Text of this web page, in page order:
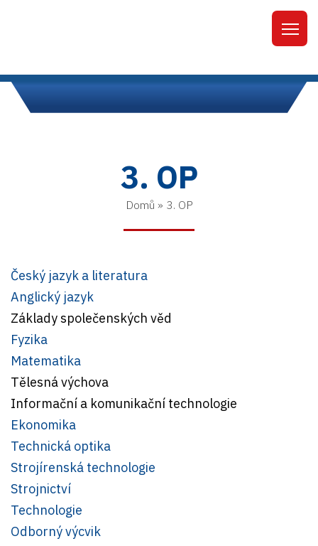
3. OP
Domů » 3. OP
Český jazyk a literatura
Anglický jazyk
Základy společenských věd
Fyzika
Matematika
Tělesná výchova
Informační a komunikační technologie
Ekonomika
Technická optika
Strojírenská technologie
Strojnictví
Technologie
Odborný výcvik